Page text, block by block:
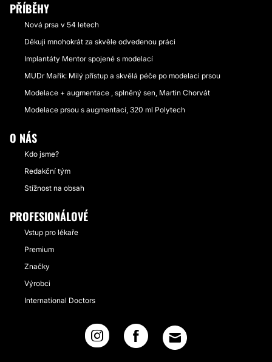
PŘÍBĚHY
Nová prsa v 54 letech
Děkuji mnohokrát za skvěle odvedenou práci
Implantáty Mentor spojené s modelací
MUDr Mařík: Milý přístup a skvělá péče po modelaci prsou
Modelace + augmentace , splněný sen, Martin Chorvát
Modelace prsou s augmentací, 320 ml Polytech
O NÁS
Kdo jsme?
Redakční tým
Stížnost na obsah
PROFESIONÁLOVÉ
Vstup pro lékaře
Premium
Značky
Výrobci
International Doctors